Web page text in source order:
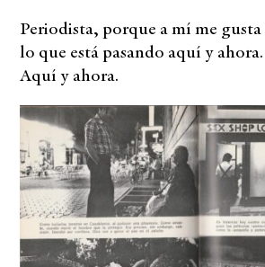
Periodista, porque a mí me
lo que está pasando aquí y ahora.
Aquí y ahora.